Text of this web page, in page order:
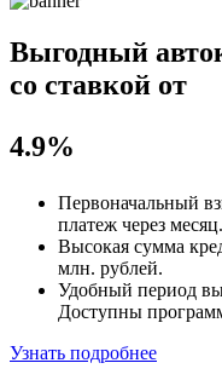
Выгодный
со ставкой от
4.9%
Первоначальный
платеж через месяц.
Высокая сумма
млн. рублей.
Удобный период
Доступны
Узнать подробнее